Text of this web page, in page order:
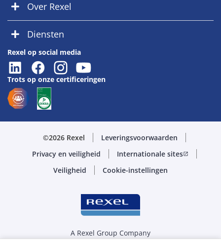
Over Rexel
Diensten
Rexel op social media
Trots op onze certificeringen
©2026 Rexel
Leveringsvoorwaarden
Privacy en veiligheid
Internationale sitesopen_in_new
Veiligheid Cookie-instellingen
A Rexel Group Company